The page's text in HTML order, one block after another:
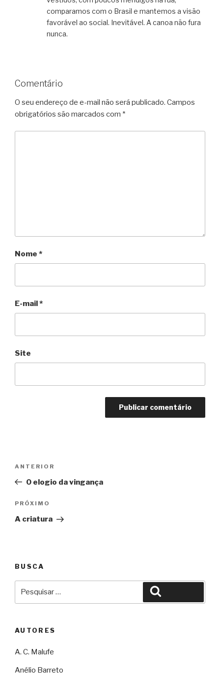
comparamos com o Brasil e mantemos a visão
favorável ao social. Inevitável. A canoa não fura
nunca.
Comentário
O seu endereço de e-mail não será publicado. Campos
obrigatórios são marcados com *
Nome *
E-mail*
Site
Post
Anterior
ANTERIOR
O elogio da vingança
Próximo
PRÓXIMO
A criatura
BUSCA
AUTORES
A. C. Malufe
Anélio Barreto